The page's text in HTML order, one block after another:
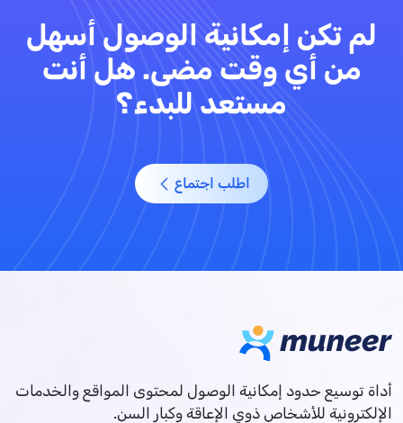
لم تكن إمكانية الوصول أسهل
من أي وقت مضى. هل أنت
مستعد للبدء؟
اطلب اجتماع
أداة توسيع حدود إمكانية الوصول لمحتوى المواقع والخدمات
الإلكترونية للأشخاص ذوي الإعاقة وكبار السن.